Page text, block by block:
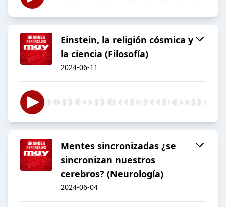
Einstein, la religión cósmica y
la ciencia (Filosofía)
2024-06-11
Mentes sincronizadas ¿se
sincronizan nuestros
cerebros? (Neurología)
2024-06-04